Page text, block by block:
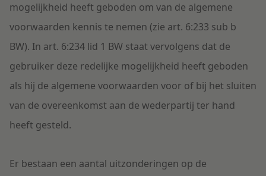
mogelijkheid heeft geboden om van de algemene
voorwaarden kennis te nemen (zie art. 6:233 sub b
BW). In art. 6:234 lid 1 BW staat vervolgens dat de
gebruiker deze redelijke mogelijkheid heeft geboden
als hij de algemene voorwaarden voor of bij het sluiten
van de overeenkomst aan de wederpartij ter hand
heeft gesteld.
Er bestaan een aantal uitzonderingen op de